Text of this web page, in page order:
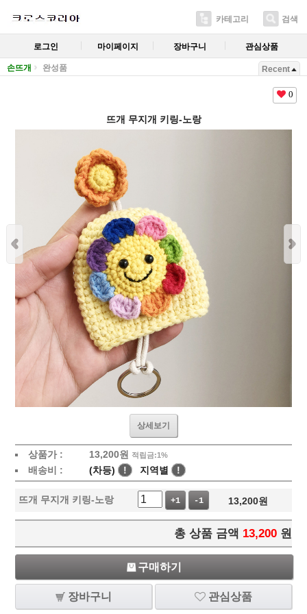
카테고리 검색
로그인 마이페이지 장바구니 관심상품
손뜨개 완성품 Recent
0
뜨개 무지개 키링-노랑
상세보기
상품가 : 13,200원 적립금:1%
배송비 : (차등) ! 지역별 !
뜨개 무지개 키링-노랑 +1 -1 13,200원
총 상품 금액 13,200 원
구매하기
장바구니 관심상품